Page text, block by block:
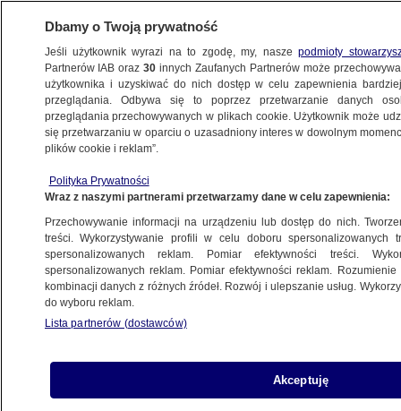
ŚWIAT
Rosja zaostrza napięcie w Wenezueli
25.03.2019, 17:33
Udostępnij
Dbamy o Twoją prywatność
Jeśli użytkownik wyrazi na to zgodę, my, naszepodmioty
Partnerów IAB oraz30 innych Zaufanych Partnerów może
użytkownika i uzyskiwać do nich dostęp w celu zapewnienia
przeglądania. Odbywa się to poprzez przetwarzanie danych
przeglądania przechowywanych w plikach cookie. Użytkownik może
się przetwarzaniu w oparciu o uzasadniony interes w dowolnym
plików cookie i reklam”.
Polityka Prywatności
Wraz z naszymi partnerami przetwarzamy dane w celu zapewnienia:
Przechowywanie informacji na urządzeniu lub dostęp do nich.
treści. Wykorzystywanie profili w celu doboru spersonalizowanych
spersonalizowanych reklam. Pomiar efektywności treści.
spersonalizowanych reklam. Pomiar efektywności reklam.
kombinacji danych z różnych źródeł. Rozwój i ulepszanie usług.
do wyboru reklam.
Lista partnerów (dostawców)
Akceptuję